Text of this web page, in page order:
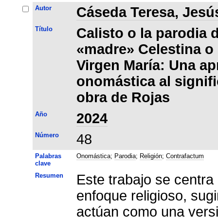
Autor Cáseda Teresa,
Título
Calisto o la parodia
«madre» Celestina
Virgen María: Una
onomástica al
obra de Rojas
Año 2024
Número 48
Palabras
clave
Onomástica; Parodia; Religión; Contrafactum
Resumen
Este trabajo se
enfoque religioso,
actúan como una